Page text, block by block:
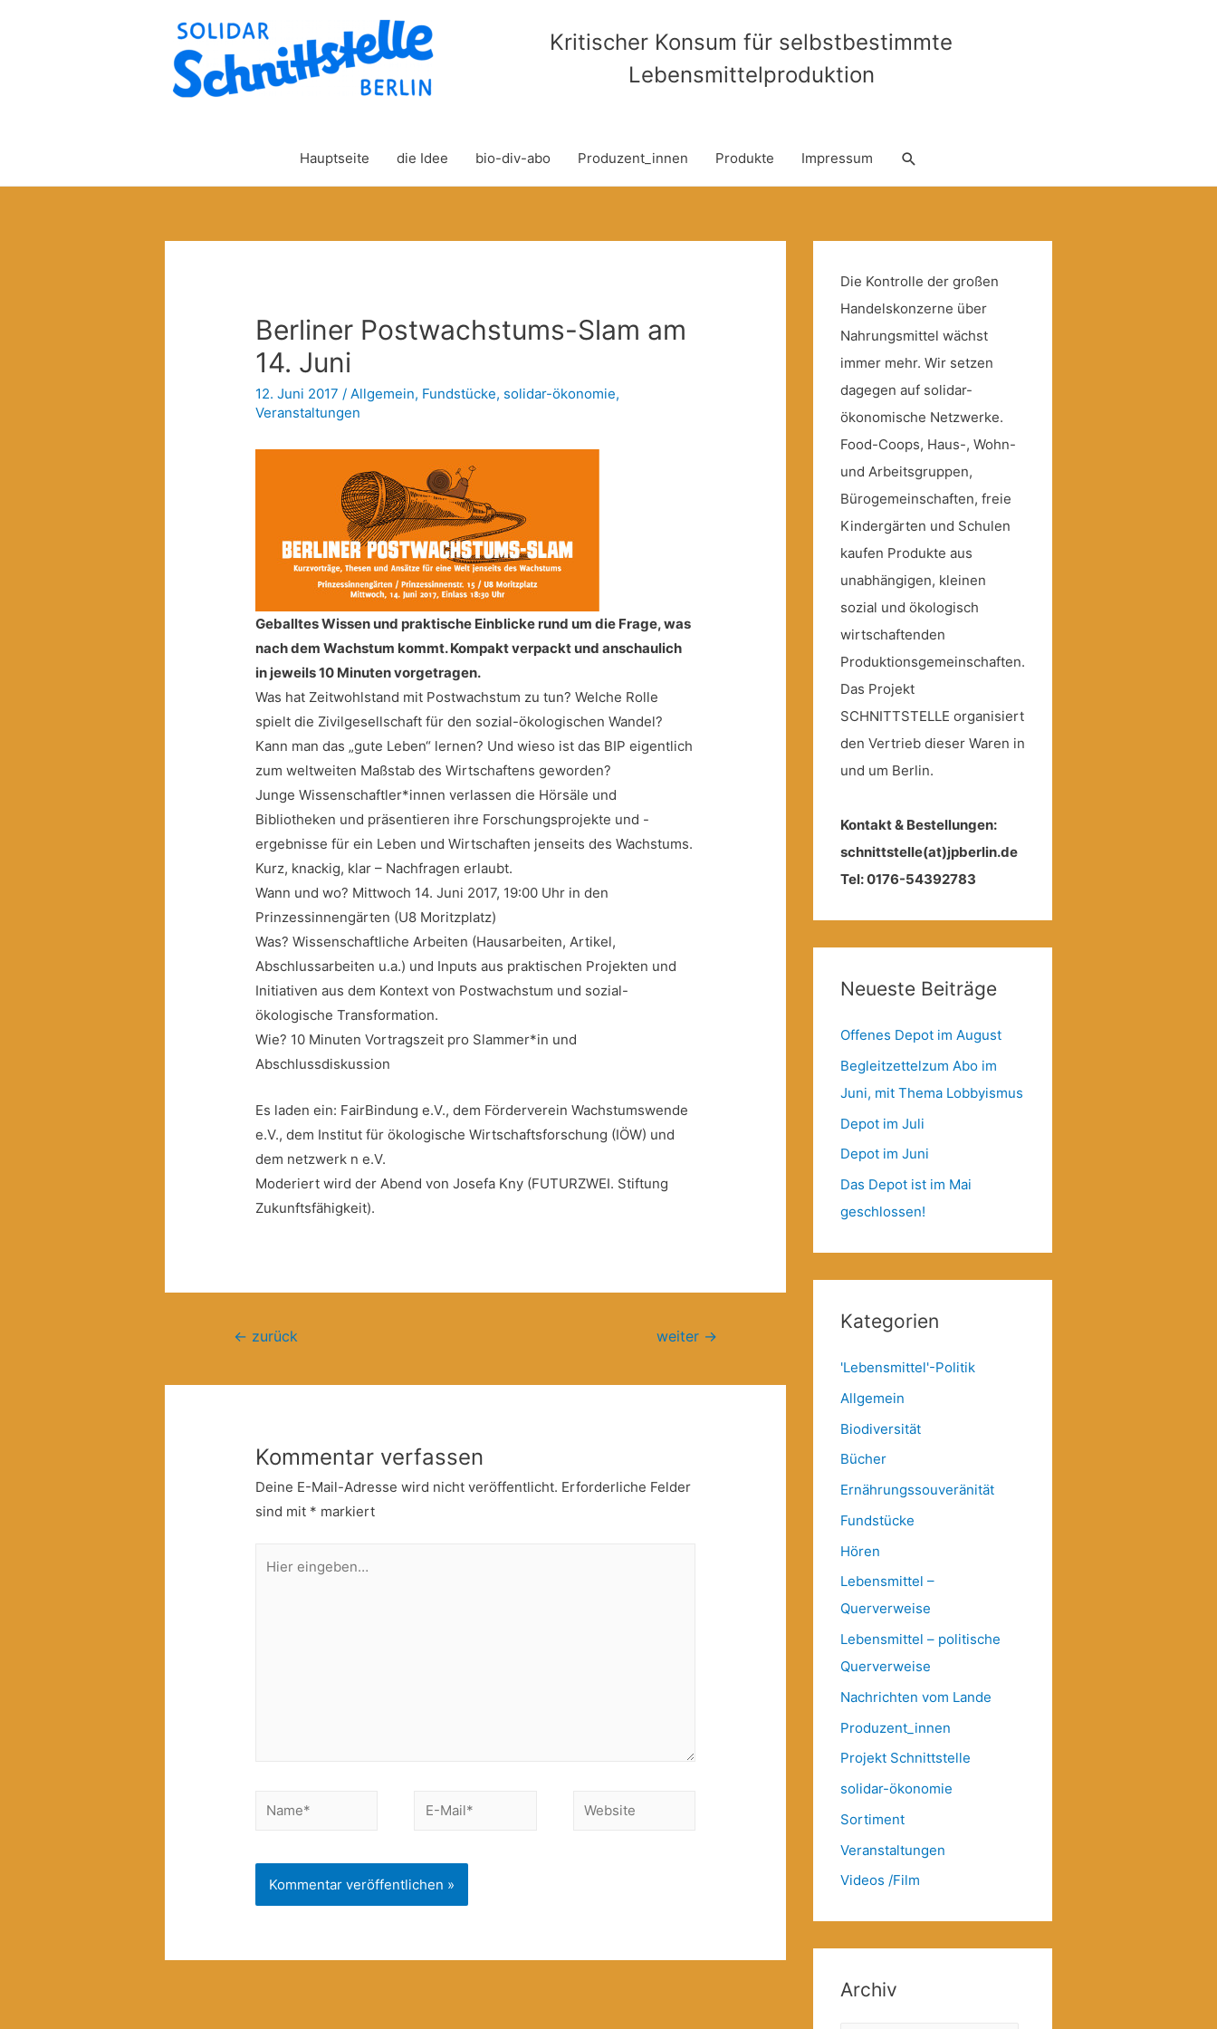
Kritischer Konsum für selbstbestimmte
Lebensmittelproduktion
Hauptseite die Idee bio-div-abo Produzent_innen Produkte Impressum Suche
Berliner Postwachstums-Slam am
14. Juni
12. Juni 2017 /Allgemein, Fundstücke, solidar-ökonomie,
Veranstaltungen
Geballtes Wissen und praktische Einblicke rund um die Frage, was
nach dem Wachstum kommt. Kompakt verpackt und anschaulich
in jeweils 10 Minuten vorgetragen.
Was hat Zeitwohlstand mit Postwachstum zu tun? Welche Rolle
spielt die Zivilgesellschaft für den sozial-ökologischen Wandel?
Kann man das „gute Leben“ lernen? Und wieso ist das BIP eigentlich
zum weltweiten Maßstab des Wirtschaftens geworden?
Junge Wissenschaftler*innenverlassen die Hörsäle und
Bibliotheken und präsentieren ihre Forschungsprojekte und -
ergebnisse für ein Leben und Wirtschaften jenseits des Wachstums.
Kurz, knackig, klar – Nachfragen erlaubt.
Wann und wo? Mittwoch 14. Juni 2017, 19:00 Uhr in den
Prinzessinnengärten (U8 Moritzplatz)
Was? Wissenschaftliche Arbeiten (Hausarbeiten, Artikel,
Abschlussarbeiten u.a.) und Inputs aus praktischen Projekten und
Initiativen aus dem Kontext von Postwachstum und sozial-
ökologische Transformation.
Wie? 10 Minuten Vortragszeit pro Slammer*in und
Abschlussdiskussion
Es laden ein: FairBindung e.V., dem Förderverein Wachstumswende
e.V., dem Institut für ökologische Wirtschaftsforschung (IÖW) und
dem netzwerk n e.V.
Moderiert wird der Abend von Josefa Kny (FUTURZWEI. Stiftung
Zukunftsfähigkeit).
Beitragsnavigation
← zurück weiter →
Kommentar verfassen
Deine E-Mail-Adresse wird nicht veröffentlicht. Erforderliche Felder
sind mit * markiert
eingeben…
Name*
E-
Website
Die Kontrolle der großen
Handelskonzerne über
Nahrungsmittel wächst
immer mehr. Wir setzen
dagegen auf solidar-
ökonomische Netzwerke.
Food-Coops, Haus-, Wohn-
und Arbeitsgruppen,
Bürogemeinschaften, freie
Kindergärten und Schulen
kaufen Produkte aus
unabhängigen, kleinen
sozial und ökologisch
wirtschaftenden
Produktionsgemeinschaften.
Das Projekt
SCHNITTSTELLE organisiert
den Vertrieb dieser Waren in
und um Berlin.
Kontakt & Bestellungen:
schnittstelle(at)jpberlin.de
Tel: 0176-54392783
Neueste Beiträge
Offenes Depot im August
Begleitzettelzum Abo im
Juni, mit Thema Lobbyismus
Depot im Juli
Depot im Juni
Das Depot ist im Mai
geschlossen!
Kategorien
'Lebensmittel'-Politik
Allgemein
Biodiversität
Bücher
Ernährungssouveränität
Fundstücke
Hören
Lebensmittel –
Querverweise
Lebensmittel – politische
Querverweise
Nachrichten vom Lande
Produzent_innen
Projekt Schnittstelle
solidar-ökonomie
Sortiment
Veranstaltungen
Videos /Film
Archiv